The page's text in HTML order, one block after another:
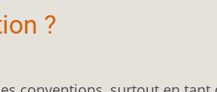
?